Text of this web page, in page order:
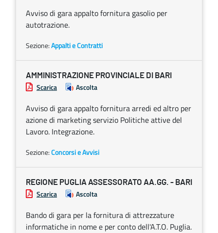
Avviso di gara appalto fornitura gasolio per
autotrazione.
Sezione:Appalti e Contratti
AMMINISTRAZIONE PROVINCIALE DI BARI
Scarica Ascolta
Avviso di gara appalto fornitura arredi ed altro per
azione di marketing servizio Politiche attive del
Lavoro. Integrazione.
Sezione:Concorsi e Avvisi
REGIONE PUGLIA ASSESSORATO AA.GG. - BARI
Scarica Ascolta
Bando di gara per la fornitura di attrezzature
informatiche in nome e per conto dell'A.T.O. Puglia.